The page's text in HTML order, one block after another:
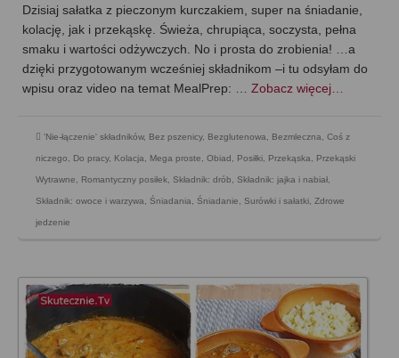
Dzisiaj sałatka z pieczonym kurczakiem, super na śniadanie,
kolację, jak i przekąskę. Świeża, chrupiąca, soczysta, pełna
smaku i wartości odżywczych. No i prosta do zrobienia! …a
dzięki przygotowanym wcześniej składnikom –i tu odsyłam do
wpisu oraz video na temat MealPrep: … Zobacz więcej…
'Nie-łączenie' składników, Bez pszenicy, Bezglutenowa, Bezmleczna, Coś z
niczego, Do pracy, Kolacja, Mega proste, Obiad, Posiłki, Przekąska, Przekąski
Wytrawne, Romantyczny posiłek, Składnik: drób, Składnik: jajka i nabiał,
Składnik: owoce i warzywa, Śniadania, Śniadanie, Surówki i sałatki, Zdrowe
jedzenie